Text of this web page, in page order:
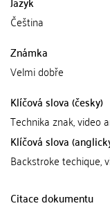
Čeština
Známka
Velmi dobře
Klíčová slova (česky)
Technika znak, video
Klíčová slova
Backstroke techique,
Citace dokumentu